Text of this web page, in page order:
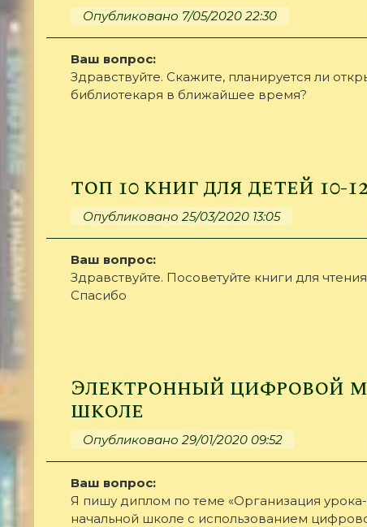
Опубликовано 7/05/2020 22:30
Ваш вопрос:
Здравствуйте. Скажите, планируется ли
библиотекаря в ближайшее время?
топ 10 книг для детей 10-
Опубликовано 25/03/2020 13:05
Ваш вопрос:
Здравствуйте. Посоветуйте книги для чтения
Спасибо
Электронный цифровой
школе
Опубликовано 29/01/2020 09:52
Ваш вопрос:
Я пишу диплом по теме «Организация
начальной школе с использованием